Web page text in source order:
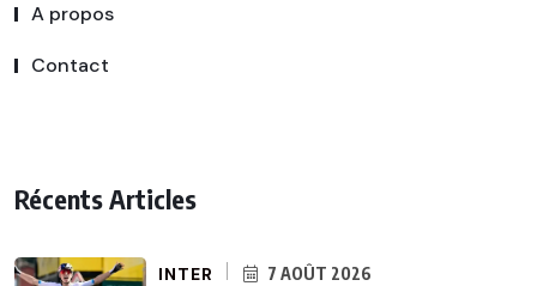
A propos
Contact
Récents Articles
INTER 7 AOÛT 2026